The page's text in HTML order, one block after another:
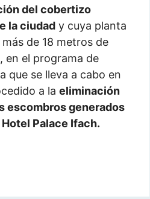
del cobertizo
la ciudad y cuya planta
de 18 metros de
en el programa de
que se lleva a cabo en
a la eliminación
escombros generados
Palace Ifach.